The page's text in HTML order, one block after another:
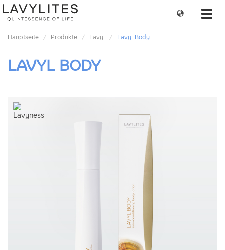
Change
Hauptseite Produkte Lavyl Lavyl Body
LAVYL BODY